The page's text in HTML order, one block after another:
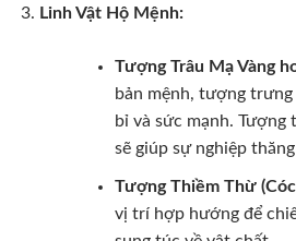
Linh Vật Hộ Mệnh:
Tượng Trâu Mạ Vàng
bản mệnh, tượng
bỉ và sức mạnh.
sẽ giúp sự nghiệp
Tượng Thiềm Thừ
vị trí hợp hướng để